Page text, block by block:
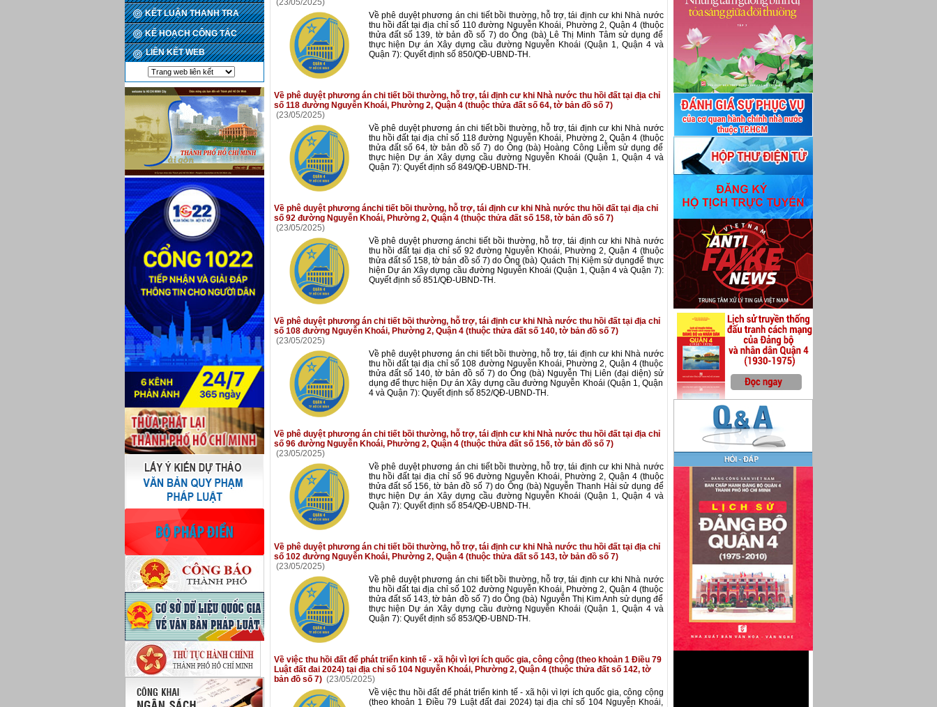
KẾT LUẬN THANH TRA
KẾ HOẠCH CÔNG TÁC
LIÊN KẾT WEB
(23/05/2025)
Về phê duyệt phương án chi tiết bồi thường, hỗ trợ, tái định cư khi Nhà nước
thu hồi đất tại địa chỉ số 110 đường Nguyễn Khoái, Phường 2, Quận 4 (thuộc
thửa đất số 139, tờ bản đồ số 7) do Ông (bà) Lê Thị Minh Tâm sử dụng để
thực hiện Dự án Xây dựng cầu đường Nguyễn Khoái (Quận 1, Quận 4 và
Quận 7): Quyết định số 850/QĐ-UBND-TH.
Về phê duyệt phương án chi tiết bồi thường, hỗ trợ, tái định cư khi Nhà nước thu hồi đất tại địa chỉ
số 118 đường Nguyễn Khoái, Phường 2, Quận 4 (thuộc thửa đất số 64, tờ bản đồ số 7)
(23/05/2025)
Về phê duyệt phương án chi tiết bồi thường, hỗ trợ, tái định cư khi Nhà nước
thu hồi đất tại địa chỉ số 118 đường Nguyễn Khoái, Phường 2, Quận 4 (thuộc
thửa đất số 64, tờ bản đồ số 7) do Ông (bà) Hoàng Công Liễm sử dụng để
thực hiện Dự án Xây dựng cầu đường Nguyễn Khoái (Quận 1, Quận 4 và
Quận 7): Quyết định số 849/QĐ-UBND-TH.
Về phê duyệt phương ánchi tiết bồi thường, hỗ trợ, tái định cư khi Nhà nước thu hồi đất tại địa chỉ
số 92 đường Nguyễn Khoái, Phường 2, Quận 4 (thuộc thửa đất số 158, tờ bản đồ số 7)
(23/05/2025)
Về phê duyệt phương ánchi tiết bồi thường, hỗ trợ, tái định cư khi Nhà nước
thu hồi đất tại địa chỉ số 92 đường Nguyễn Khoái, Phường 2, Quận 4 (thuộc
thửa đất số 158, tờ bản đồ số 7) do Ông (bà) Quách Thị Kiệm sử dụngđể thực
hiện Dự án Xây dựng cầu đường Nguyễn Khoái (Quận 1, Quận 4 và Quận 7):
Quyết định số 851/QĐ-UBND-TH.
Về phê duyệt phương án chi tiết bồi thường, hỗ trợ, tái định cư khi Nhà nước thu hồi đất tại địa chỉ
số 108 đường Nguyễn Khoái, Phường 2, Quận 4 (thuộc thửa đất số 140, tờ bản đồ số 7)
(23/05/2025)
Về phê duyệt phương án chi tiết bồi thường, hỗ trợ, tái định cư khi Nhà nước
thu hồi đất tại địa chỉ số 108 đường Nguyễn Khoái, Phường 2, Quận 4 (thuộc
thửa đất số 140, tờ bản đồ số 7) do Ông (bà) Nguyễn Thị Liên (đại diện) sử
dụng để thực hiện Dự án Xây dựng cầu đường Nguyễn Khoái (Quận 1, Quận
4 và Quận 7): Quyết định số 852/QĐ-UBND-TH.
Về phê duyệt phương án chi tiết bồi thường, hỗ trợ, tái định cư khi Nhà nước thu hồi đất tại địa chỉ
số 96 đường Nguyễn Khoái, Phường 2, Quận 4 (thuộc thửa đất số 156, tờ bản đồ số 7)
(23/05/2025)
Về phê duyệt phương án chi tiết bồi thường, hỗ trợ, tái định cư khi Nhà nước
thu hồi đất tại địa chỉ số 96 đường Nguyễn Khoái, Phường 2, Quận 4 (thuộc
thửa đất số 156, tờ bản đồ số 7) do Ông (bà) Nguyễn Thanh Hải sử dụng để
thực hiện Dự án Xây dựng cầu đường Nguyễn Khoái (Quận 1, Quận 4 và
Quận 7): Quyết định số 854/QĐ-UBND-TH.
Về phê duyệt phương án chi tiết bồi thường, hỗ trợ, tái định cư khi Nhà nước thu hồi đất tại địa chỉ
số 102 đường Nguyễn Khoái, Phường 2, Quận 4 (thuộc thửa đất số 143, tờ bản đồ số 7)
(23/05/2025)
Về phê duyệt phương án chi tiết bồi thường, hỗ trợ, tái định cư khi Nhà nước
thu hồi đất tại địa chỉ số 102 đường Nguyễn Khoái, Phường 2, Quận 4 (thuộc
thửa đất số 143, tờ bản đồ số 7) do Ông (bà) Nguyễn Thị Kim Anh sử dụng để
thực hiện Dự án Xây dựng cầu đường Nguyễn Khoái (Quận 1, Quận 4 và
Quận 7): Quyết định số 853/QĐ-UBND-TH.
Về việc thu hồi đất để phát triển kinh tế - xã hội vì lợi ích quốc gia, công cộng (theo khoản 1 Điều 79
Luật đất đai 2024) tại địa chỉ số 104 Nguyễn Khoái, Phường 2, Quận 4 (thuộc thửa đất số 142, tờ
bản đồ số 7) (23/05/2025)
Về việc thu hồi đất để phát triển kinh tế - xã hội vì lợi ích quốc gia, công cộng
(theo khoản 1 Điều 79 Luật đất đai 2024) tại địa chỉ số 104 Nguyễn Khoái,